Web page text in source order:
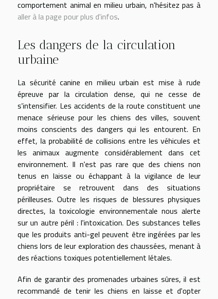
comportement animal en milieu urbain, n'hésitez pas à
aller à la page pour plus d'infos.
Les dangers de la circulation
urbaine
La sécurité canine en milieu urbain est mise à rude
épreuve par la circulation dense, qui ne cesse de
s'intensifier. Les accidents de la route constituent une
menace sérieuse pour les chiens des villes, souvent
moins conscients des dangers qui les entourent. En
effet, la probabilité de collisions entre les véhicules et
les animaux augmente considérablement dans cet
environnement. Il n'est pas rare que des chiens non
tenus en laisse ou échappant à la vigilance de leur
propriétaire se retrouvent dans des situations
périlleuses. Outre les risques de blessures physiques
directes, la toxicologie environnementale nous alerte
sur un autre péril : l'intoxication. Des substances telles
que les produits anti-gel peuvent être ingérées par les
chiens lors de leur exploration des chaussées, menant à
des réactions toxiques potentiellement létales.
Afin de garantir des promenades urbaines sûres, il est
recommandé de tenir les chiens en laisse et d'opter